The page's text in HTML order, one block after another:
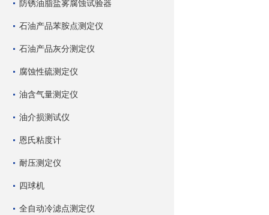
防锈油脂盐雾腐蚀试验器
石油产品苯胺点测定仪
石油产品灰分测定仪
腐蚀性硫测定仪
油含气量测定仪
油介损测试仪
恩氏粘度计
耐压测定仪
四球机
全自动冷滤点测定仪